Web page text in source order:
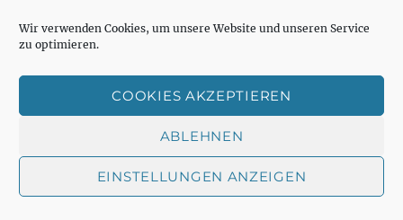
Wir verwenden Cookies, um unsere Website und unseren Service
zu optimieren.
COOKIES AKZEPTIEREN
ABLEHNEN
EINSTELLUNGEN ANZEIGEN
Auto & Motor
Babymode & Zubehör